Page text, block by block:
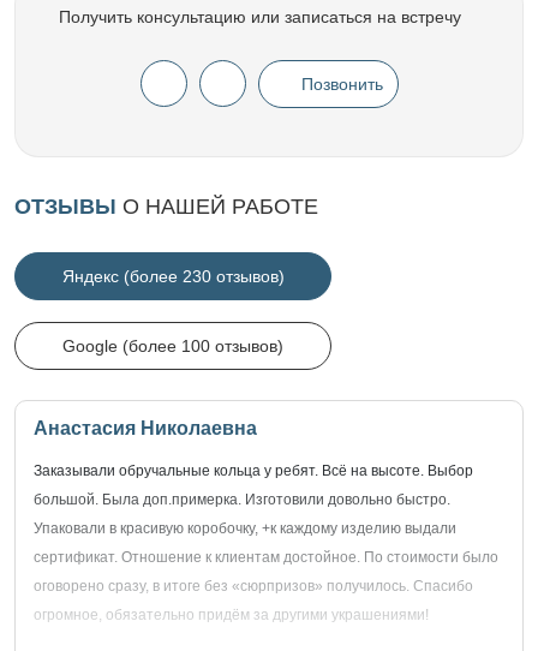
Получить консультацию или записаться на встречу
Позвонить
ОТЗЫВЫ О НАШЕЙ РАБОТЕ
Яндекс (более 230 отзывов)
Google (более 100 отзывов)
Анастасия Николаевна
Заказывали обручальные кольца у ребят. Всё на высоте. Выбор
большой. Была доп.примерка. Изготовили довольно быстро.
Упаковали в красивую коробочку, +к каждому изделию выдали
сертификат. Отношение к клиентам достойное. По стоимости было
оговорено сразу, в итоге без «сюрпризов» получилось. Спасибо
огромное, обязательно придём за другими украшениями!